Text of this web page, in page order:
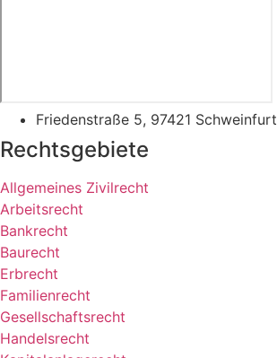
Friedenstraße 5, 97421 Schweinfurt
Rechtsgebiete
Allgemeines Zivilrecht
Arbeitsrecht
Bankrecht
Baurecht
Erbrecht
Familienrecht
Gesellschaftsrecht
Handelsrecht